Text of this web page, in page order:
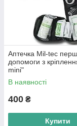
Аптечка Mil-tec
допомоги з
mini"
В наявності
400 ₴
Купити